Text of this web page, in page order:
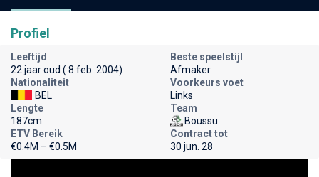
Profiel
Leeftijd
22 jaar oud ( 8 feb. 2004)
Beste speelstijl
Afmaker
Nationaliteit
BEL
Voorkeurs voet
Links
Lengte
187cm
Team
Boussu
ETV Bereik
€0.4M – €0.5M
Contract tot
30 jun. 28